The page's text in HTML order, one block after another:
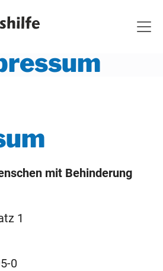
mit Behinderung
1
0